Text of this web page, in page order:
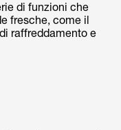
di funzioni che
fresche, come il
raffreddamento e